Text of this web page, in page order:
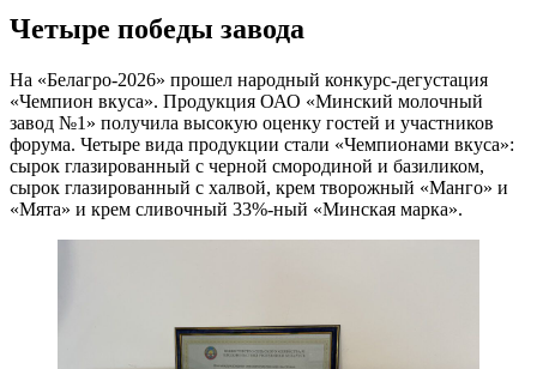
Четыре победы завода
На «Белагро-2026» прошел народный конкурс-дегустация
«Чемпион вкуса». Продукция ОАО «Минский молочный
завод №1» получила высокую оценку гостей и участников
форума. Четыре вида продукции стали «Чемпионами вкуса»:
сырок глазированный с черной смородиной и базиликом,
сырок глазированный с халвой, крем творожный «Манго» и
«Мята» и крем сливочный 33%-ный «Минская марка».